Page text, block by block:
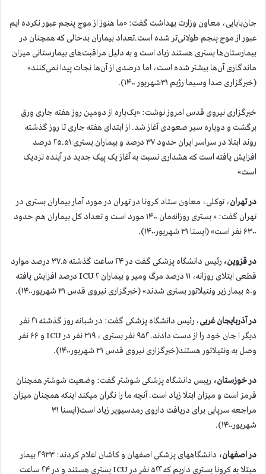
جان‌بابایی، معاون وزارت بهداشت گفت: «ما هنوز از موج پنجم عبور نکرده ایم
عبور از موج پنجم طولانی‌تر شده است.تعداد بیماران بدحالی که همچنان در
بیمارستان‌ها بستری هستند زیاد است و به دلیل مراقبت‌های بیمارستانی میزان
ماندگاری آن‌ها بیشتر شده است، اما درصدی از آن‌ها نجات پیدا نمی‌کنند»
(خبرگزاری صدا وسیما رژیم ۳۱شهریور ۱۴۰۰).
خبرگزاری نیروی قدس امروز نوشت: «یک‌باره از دومین روز هفته جاری ورق
برگشت و دوباره سیر صعودی آغاز شد. از ابتدای هفته جاری تا روز گذشته
روند ابتلا در سراسر ایران حدود ۳۷ درصد و بیماران بستری ۲۵.۵۱ درصد
افزایش یافته است که هشداری نسبت به آغاز یک پیک جدید در آینده نزدیک
است»
در تهران، توکلی، معاون ستاد کرونا در تهران در مورد آمار بیماران بستری در
تهران گفت: « بستری روزانه‌مان ۱۴۰۰ مورد است و تعداد کل بیماران هم حدود
۶۳۰۰ نفر است» (ایسنا ۳۱ شهریور۱۴۰۰).
در قزوین،
رئیس دانشگاه پزشکی گفت در ۲۴ ساعت گذشته ۳۷.۵ درصد موارد
قطعی ابتلای روزانه، ۱۱ درصد مرگ ومیر و بیماران ICU ۲ درصد افزایش یافته
و۵۰ بیمار زیر ونتیلاتور بستری شدند» (خبرگزاری نیروی قدس ۳۱ شهریور۱۴۰۰).
در آذربایجان غربی
، رئیس دانشگاه پزشکی گفت: در شبانه روز گذشته ۲۱ نفر
دیگر ا جان خود را از دست دادند. ۹۵۲ نفر بستری ، ۳۱۹ نفر در ICU و ۶۶ نفر
وصل به ونتیلاتور هستند(خبرگزاری نیروی قدس ۳۱ شهریور۱۴۰۰).
در خوزستان، رییس دانشگاه پزشکی شوشتر گفت: وضعیت شوشتر همچنان
قرمز است و میزان ابتلا زیاد است. آنچه ما را نگران میکند اینکه همچنان میزان
مراجعه سرپایی برای دریافت داروی رمدسیویر زیاد است(ایسنا ۳۱
شهریور۱۴۰۰).
دراصفهان،
دانشگاههای پزشکی اصفهان و کاشان اعلام کردند: ۲۹۳۳ بیمار
مبتلا به کرونا بستری داريم که ۵۲۲ نفر در ICU بستری هستند و در ۲۴ ساعت